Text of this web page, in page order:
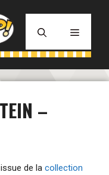
MENU
–
de la collection